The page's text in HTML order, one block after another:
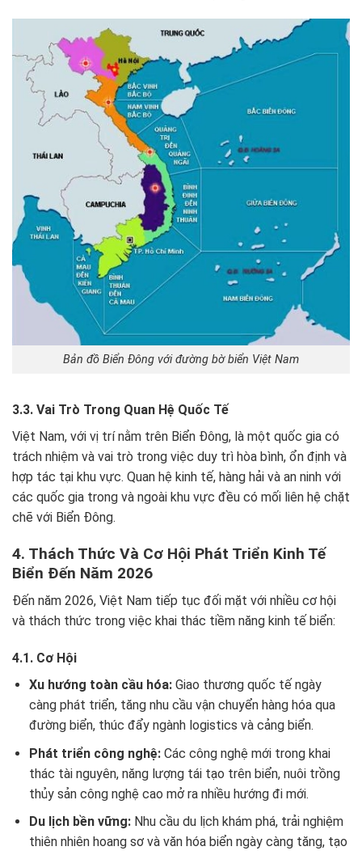
Bản đồ Biển Đông với đường bờ biển Việt Nam
3.3. Vai Trò Trong Quan Hệ Quốc Tế
Việt Nam, với vị trí nằm trên Biển Đông, là một quốc gia có
trách nhiệm và vai trò trong việc duy trì hòa bình, ổn định và
hợp tác tại khu vực. Quan hệ kinh tế, hàng hải và an ninh với
các quốc gia trong và ngoài khu vực đều có mối liên hệ chặt
chẽ với Biển Đông.
4. Thách Thức Và Cơ Hội Phát Triển Kinh Tế
Biển Đến Năm 2026
Đến năm 2026, Việt Nam tiếp tục đối mặt với nhiều cơ hội
và thách thức trong việc khai thác tiềm năng kinh tế biển:
4.1. Cơ Hội
Xu hướng toàn cầu hóa:Giao thương quốc tế ngày
càng phát triển, tăng nhu cầu vận chuyển hàng hóa qua
đường biển, thúc đẩy ngành logistics và cảng biển.
Phát triển công nghệ:Các công nghệ mới trong khai
thác tài nguyên, năng lượng tái tạo trên biển, nuôi trồng
thủy sản công nghệ cao mở ra nhiều hướng đi mới.
Du lịch bền vững:Nhu cầu du lịch khám phá, trải nghiệm
thiên nhiên hoang sơ và văn hóa biển ngày càng tăng, tạo